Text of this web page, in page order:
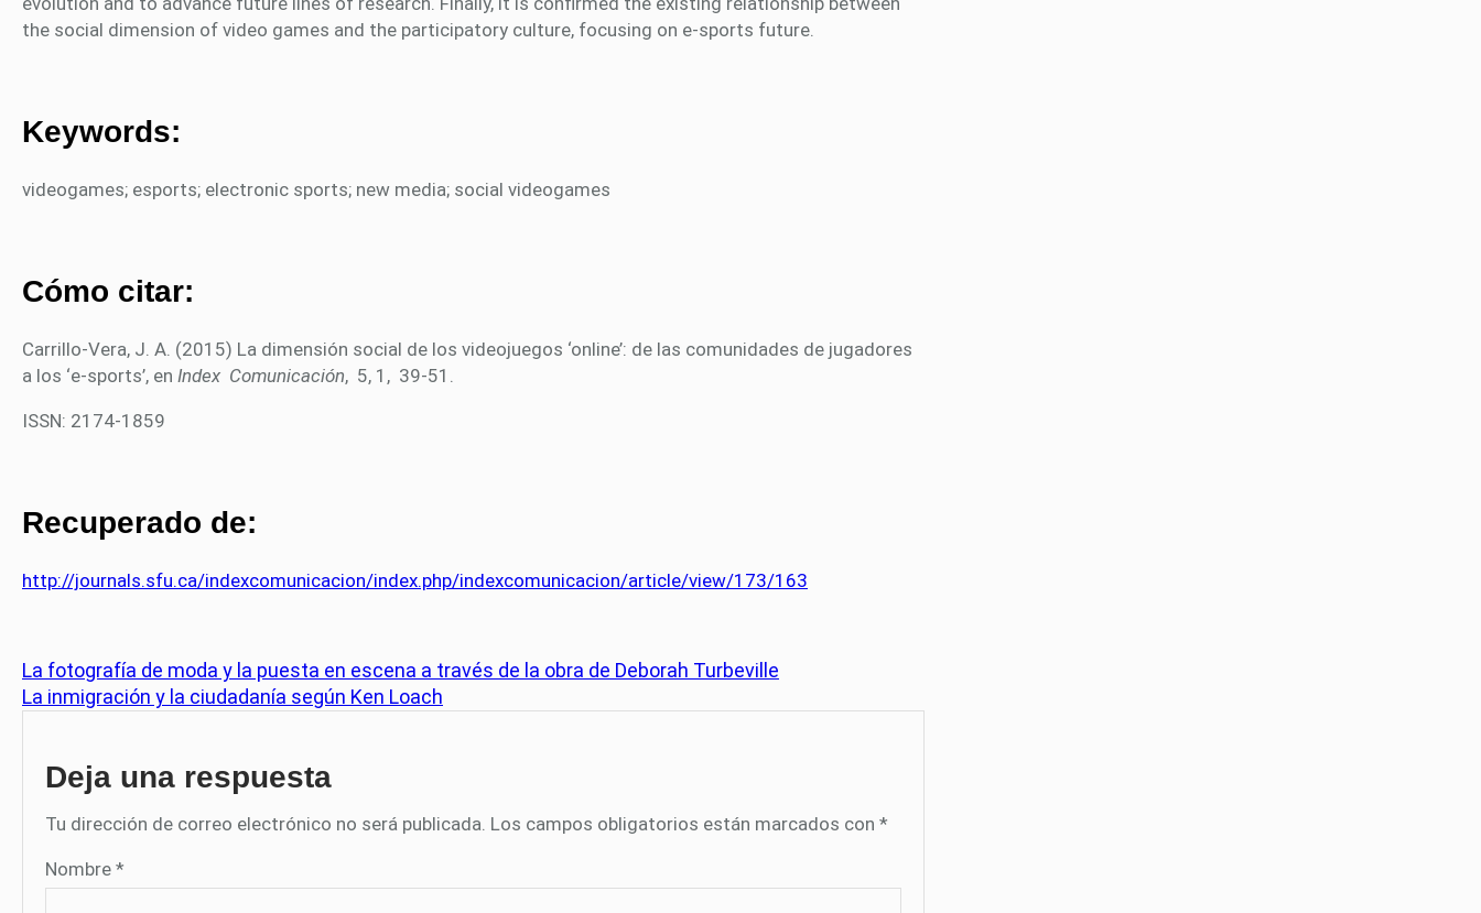
the social dimension of video games and the participatory culture, focusing on e-sports future.
Keywords:
videogames; esports; electronic sports; new media; social videogames
Cómo citar:
Carrillo-Vera, J. A. (2015) La dimensión social de los videojuegos ‘online’: de las comunidades de jugadores
a los ‘e-sports’, en Index Comunicación, 5, 1, 39-51.
ISSN: 2174-1859
Recuperado de:
http://journals.sfu.ca/indexcomunicacion/index.php/indexcomunicacion/article/view/173/163
La fotografía de moda y la puesta en escena a través de la obra de Deborah Turbeville
La inmigración y la ciudadanía según Ken Loach
Deja una respuesta
Tu dirección de correo electrónico no será publicada. Los campos obligatorios están marcados con *
Nombre *